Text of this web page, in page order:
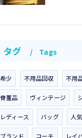
タグ Tags
希少 不用品回収 不用
骨董品 ヴィンテージ
レディース バッグ 人気
ブランド コーチ レイ